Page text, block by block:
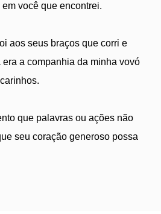
você que encontrei.
aos seus braços que corri e
a companhia da minha vovó
que palavras ou ações não
seu coração generoso possa